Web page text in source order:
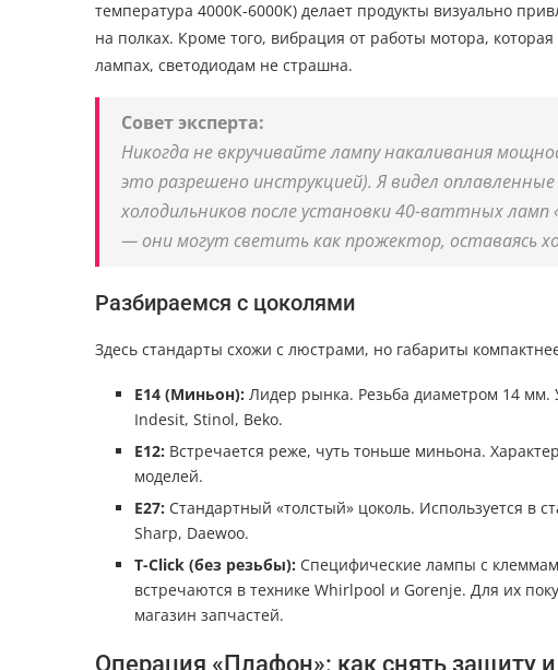
температура 4000К-6000К) делает продукты визуально
на полках. Кроме того, вибрация от работы мотора,
лампах, светодиодам не страшна.
Совет эксперта:
Никогда не вкручивайте лампу накаливания
это разрешено инструкцией). Я видел
холодильников после установки 40-ваттных ламп
— они могут светить как прожектор, оставаясь
Разбираемся с цоколями
Здесь стандарты схожи с люстрами, но габариты
E14 (Миньон): Лидер рынка. Резьба диаметром 14 мм.
Indesit, Stinol, Beko.
E12: Встречается реже, чуть тоньше миньона.
моделей.
E27: Стандартный «толстый» цоколь. Используется в
Sharp, Daewoo.
T-Click (без резьбы): Специфические лампы с
встречаются в технике Whirlpool и Gorenje. Для их
магазин запчастей.
Операция «Плафон»: как снять защиту